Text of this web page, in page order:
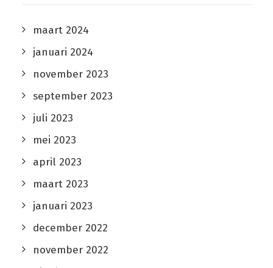
maart 2024
januari 2024
november 2023
september 2023
juli 2023
mei 2023
april 2023
maart 2023
januari 2023
december 2022
november 2022